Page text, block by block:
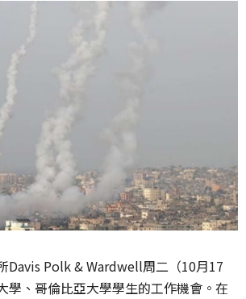
Davis Polk & Wardwell周二（10月17
學、哥倫比亞大學學生的工作機會。在